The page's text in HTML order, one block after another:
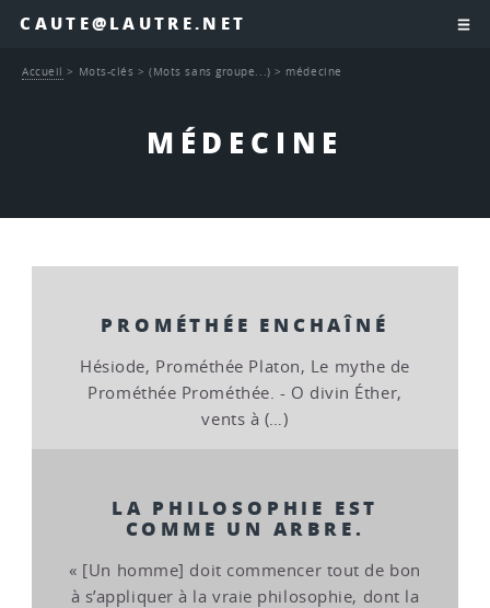
CAUTE@LAUTRE.NET
MÉDECINE
Accueil > Mots-clés >(Mots sans groupe...) > médecine
PROMÉTHÉE ENCHAÎNÉ
Hésiode, Prométhée Platon, Le mythe de
Prométhée Prométhée. - O divin Éther,
vents à (…)
LA PHILOSOPHIE EST
COMME UN ARBRE.
« [Un homme] doit commencer tout de bon
à s’appliquer à la vraie philosophie, dont la